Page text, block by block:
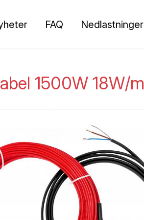
FAQ Nedlastninger
1500W 18W/m